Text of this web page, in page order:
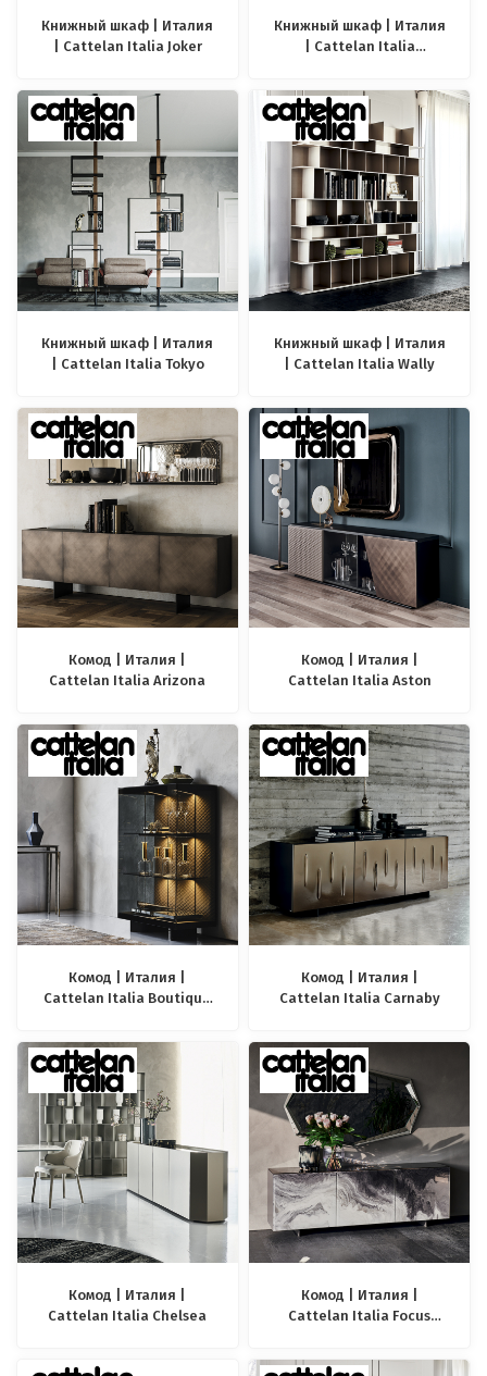
Книжный шкаф | Италия
| Cattelan Italia Joker
Книжный шкаф | Италия
| Cattelan Italia
Книжный шкаф | Италия
| Cattelan Italia Tokyo
Книжный шкаф | Италия
| Cattelan Italia Wally
Комод | Италия |
Cattelan Italia Arizona
Комод | Италия |
Cattelan Italia Aston
Комод | Италия |
Cattelan Italia Boutique
Комод | Италия |
Cattelan Italia Carnaby
Комод | Италия |
Cattelan Italia Chelsea
Комод | Италия |
Cattelan Italia Focus